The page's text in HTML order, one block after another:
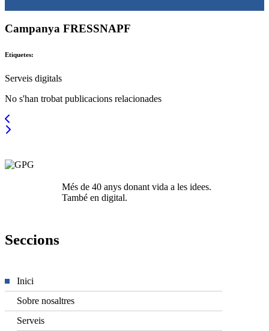
Campanya FRESSNAPF
Etiquetes:
Serveis digitals
No s'han trobat publicacions relacionades
Més de 40 anys donant vida a les idees.
També en digital.
Seccions
Inici
Sobre nosaltres
Serveis